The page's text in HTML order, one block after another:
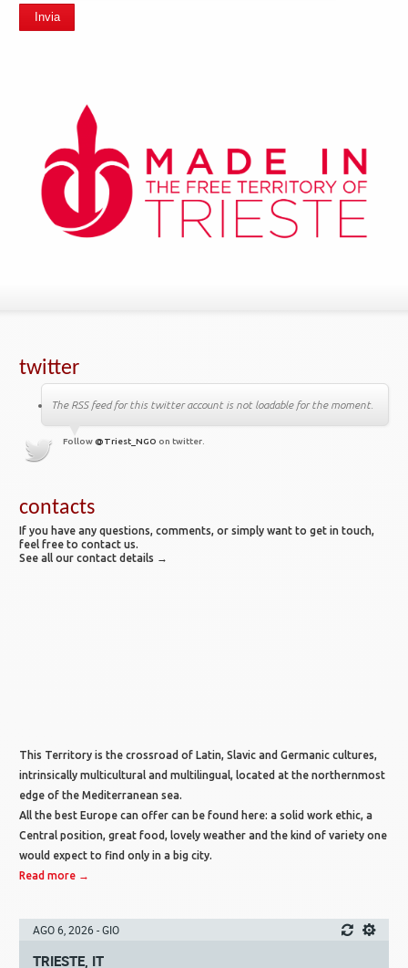
Invia
twitter
The RSS feed for this twitter account is not loadable for the moment.
Follow @Triest_NGO on twitter.
contacts
If you have any questions, comments, or simply want to get in touch,
feel free to contact us.
See all our contact details →
This Territory is the crossroad of Latin, Slavic and Germanic cultures,
intrinsically multicultural and multilingual, located at the northernmost
edge of the Mediterranean sea.
All the best Europe can offer can be found here: a solid work ethic, a
Central position, great food, lovely weather and the kind of variety one
would expect to find only in a big city.
Read more →
AGO 6, 2026 - GIO
TRIESTE, IT